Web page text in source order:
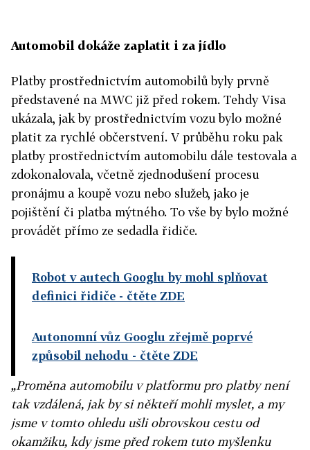
Automobil dokáže zaplatit i za jídlo
Platby prostřednictvím automobilů byly prvně
představené na MWC již před rokem. Tehdy Visa
ukázala, jak by prostřednictvím vozu bylo možné
platit za rychlé občerstvení. V průběhu roku pak
platby prostřednictvím automobilu dále testovala a
zdokonalovala, včetně zjednodušení procesu
pronájmu a koupě vozu nebo služeb, jako je
pojištění či platba mýtného. To vše by bylo možné
provádět přímo ze sedadla řidiče.
Robot v autech Googlu by mohl splňovat
definici řidiče - čtěte ZDE
Autonomní vůz Googlu zřejmě poprvé
způsobil nehodu - čtěte ZDE
„Proměna automobilu v platformu pro platby není
tak vzdálená, jak by si někteří mohli myslet, a my
jsme v tomto ohledu ušli obrovskou cestu od
okamžiku, kdy jsme před rokem tuto myšlenku